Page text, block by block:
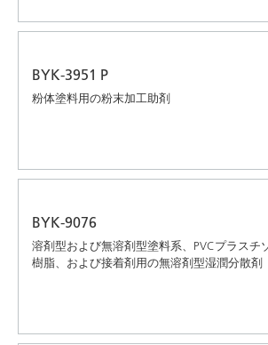
BYK-3951 P
粉体塗料用の粉末加工助剤
BYK-9076
溶剤型および無溶剤型塗料系、PVCプラスチ
樹脂、および接着剤用の無溶剤型湿潤分散剤